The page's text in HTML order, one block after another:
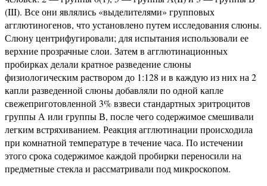
(III). Все они являлись «выделителями» групповых
агглютиногенов, что установлено путем исследования слюны.
Слюну центрифугировали; для испытания использовали ее
верхние прозрачные слои. Затем в агглютинационных
пробирках делали кратное разведение слюны
физиологическим раствором до 1:128 и в каждую из них на 2
капли разведенной слюны добавляли по одной капле
свежеприготовленной 3% взвеси стандартных эритроцитов
группы А или группы В, после чего содержимое смешивали
легким встряхиванием. Реакция агглютинации происходила
при комнатной температуре в течение часа. По истечении
этого срока содержимое каждой пробирки переносили на
предметные стекла и рассматривали под микроскопом.